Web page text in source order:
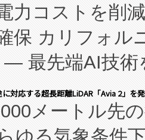
バッチ施設の
ライチェーン
性が高く、持
用した現地生
費用負担を大
力コストを削
保 カリフォル
最先端AI技術
アンド：本社
）と、エンタ
対応する超長距離LiDAR「Avia 2」を
メートル先